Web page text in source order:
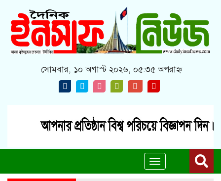
সোমবার, ১০ অগাস্ট ২০২৬, ০৫:৩৫ অপরাহ্ন
Toggle
navigation